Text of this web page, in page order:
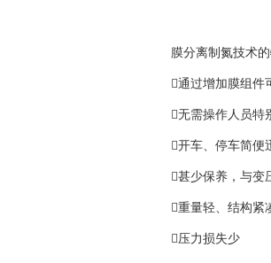
膜分离制氮技术
通过增加膜组件
无需操作人员特
开车、停车简便
甚少保养，与变
重量轻、结构紧
压力损失少